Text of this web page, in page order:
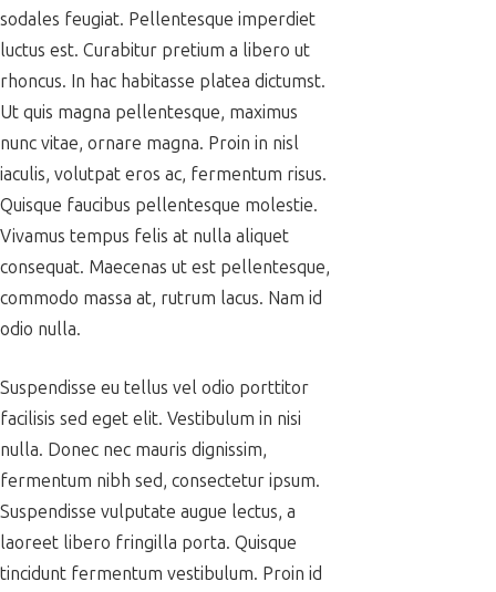
sodales feugiat. Pellentesque imperdiet
luctus est. Curabitur pretium a libero ut
rhoncus. In hac habitasse platea dictumst.
Ut quis magna pellentesque, maximus
nunc vitae, ornare magna. Proin in nisl
iaculis, volutpat eros ac, fermentum risus.
Quisque faucibus pellentesque molestie.
Vivamus tempus felis at nulla aliquet
consequat. Maecenas ut est pellentesque,
commodo massa at, rutrum lacus. Nam id
odio nulla.
Suspendisse eu tellus vel odio porttitor
facilisis sed eget elit. Vestibulum in nisi
nulla. Donec nec mauris dignissim,
fermentum nibh sed, consectetur ipsum.
Suspendisse vulputate augue lectus, a
laoreet libero fringilla porta. Quisque
tincidunt fermentum vestibulum. Proin id